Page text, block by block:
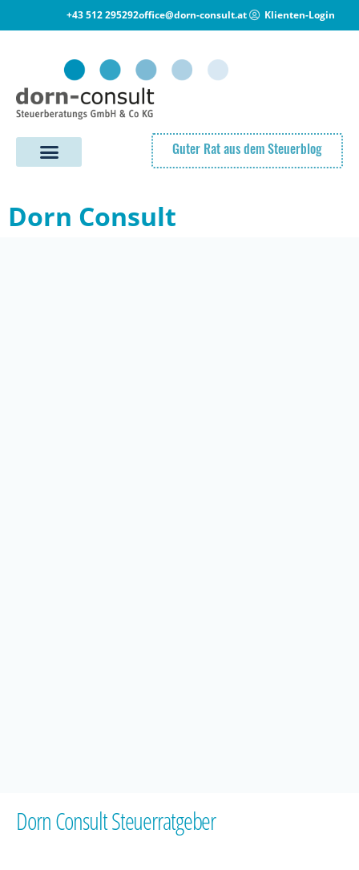
+43 512 295292office@dorn-consult.at Klienten-Login
Guter Rat aus dem Steuerblog
Dorn Consult
Dorn Consult Steuerratgeber